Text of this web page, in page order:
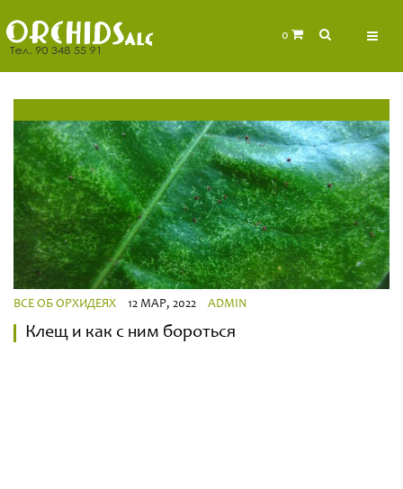
0
ВСЕ ОБ ОРХИДЕЯХ 12 МАР, 2022 ADMIN
Клещ и как с ним бороться